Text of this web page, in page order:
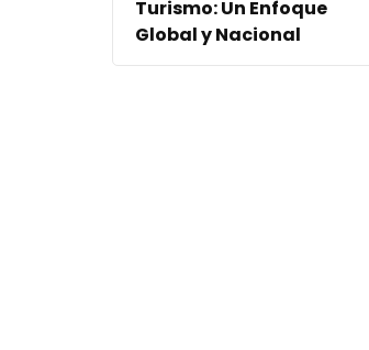
Turismo: Un Enfoque
Global y Nacional